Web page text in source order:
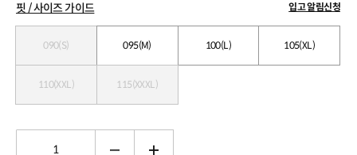
핏 / 사이즈 가이드 입고 알림신청
090(S) 095(M) 100(L) 105(XL)
110(XXL) 115(XXXL)